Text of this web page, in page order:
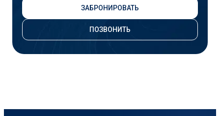
ЗАБРОНИРОВАТЬ
ПОЗВОНИТЬ